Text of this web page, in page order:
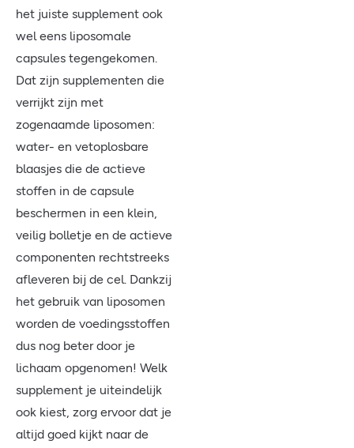
het juiste supplement ook
wel eens liposomale
capsules tegengekomen.
Dat zijn supplementen die
verrijkt zijn met
zogenaamde liposomen:
water- en vetoplosbare
blaasjes die de actieve
stoffen in de capsule
beschermen in een klein,
veilig bolletje en de actieve
componenten rechtstreeks
afleveren bij de cel. Dankzij
het gebruik van liposomen
worden de voedingsstoffen
dus nog beter door je
lichaam opgenomen! Welk
supplement je uiteindelijk
ook kiest, zorg ervoor dat je
altijd goed kijkt naar de